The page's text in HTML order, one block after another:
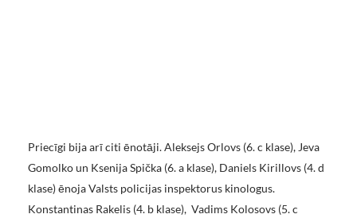
Priecīgi bija arī citi ēnotāji. Aleksejs Orlovs (6. c klase), Jeva
Gomolko un Ksenija Spička (6. a klase), Daniels Kirillovs (4. d
klase) ēnoja Valsts policijas inspektorus kinologus.
Konstantinas Rakelis (4. b klase), Vadims Kolosovs (5. c